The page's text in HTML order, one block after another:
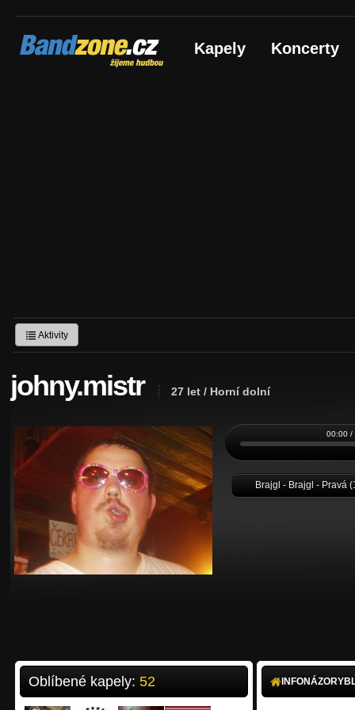
Bandzone.cz
žijeme hudbou Kapely Koncerty
Aktivity
johny.mistr 27 let / Horní dolní
00:00 /
Brajgl - Brajgl - Pravá
Oblíbené kapely: 52 INFONÁZORY